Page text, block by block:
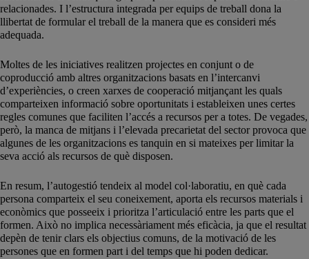
relacionades. I l’estructura integrada per equips de treball dona la
llibertat de formular el treball de la manera que es consideri més
adequada.
Moltes de les iniciatives realitzen projectes en conjunt o de
coproducció amb altres organitzacions basats en l’intercanvi
d’experiències, o creen xarxes de cooperació mitjançant les quals
comparteixen informació sobre oportunitats i estableixen unes certes
regles comunes que faciliten l’accés a recursos per a totes. De vegades,
però, la manca de mitjans i l’elevada precarietat del sector provoca que
algunes de les organitzacions es tanquin en si mateixes per limitar la
seva acció als recursos de què disposen.
En resum, l’autogestió tendeix al model col·laboratiu, en què cada
persona comparteix el seu coneixement, aporta els recursos materials i
econòmics que posseeix i prioritza l’articulació entre les parts que el
formen. Això no implica necessàriament més eficàcia, ja que el resultat
depèn de tenir clars els objectius comuns, de la motivació de les
persones que en formen part i del temps que hi poden dedicar.